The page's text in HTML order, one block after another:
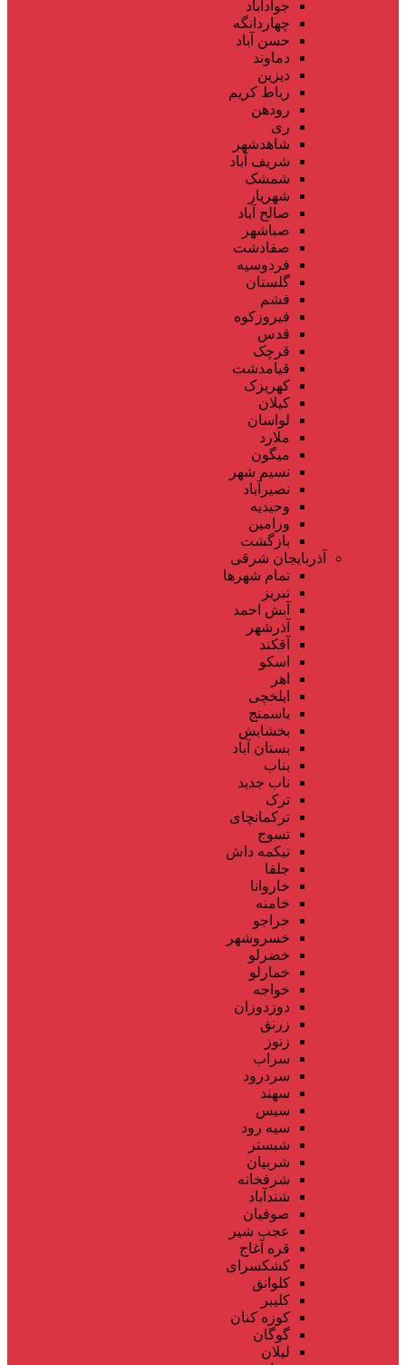
جوادآباد
چهاردانگه
حسن آباد
دماوند
دیزین
رباط کریم
رودهن
ری
شاهدشهر
شریف آباد
شمشک
شهریار
صالح آباد
صباشهر
صفادشت
فردوسیه
گلستان
فشم
فیروزکوه
قدس
قرچک
قیامدشت
کهریزک
کیلان
لواسان
ملارد
میگون
نسیم شهر
نصیرآباد
وحیدیه
ورامین
بازگشت
آذربایجان شرقی
تمام شهر‌ها
تبریز
آبش احمد
آذرشهر
آقکند
اسکو
اهر
ایلخچی
باسمنج
بخشایش
بستان آباد
بناب
ناب جدید
ترک
ترکمانچای
تسوج
تیکمه داش
جلفا
خاروانا
خامنه
خراجو
خسروشهر
خضرلو
خمارلو
خواجه
دوزدوزان
زرنق
زنوز
سراب
سردرود
سهند
سیس
سیه رود
شبستر
شربیان
شرفخانه
شندآباد
صوفیان
عجب شیر
قره آغاج
کشکسرای
کلوانق
کلیبر
کوزه کنان
گوگان
لیلان